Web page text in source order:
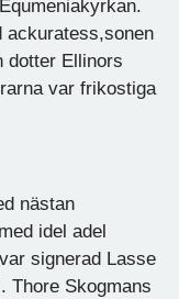
ackuratess,sonen
dotter Ellinors
var frikostiga
nästan
idel adel
signerad Lasse
Thore Skogmans